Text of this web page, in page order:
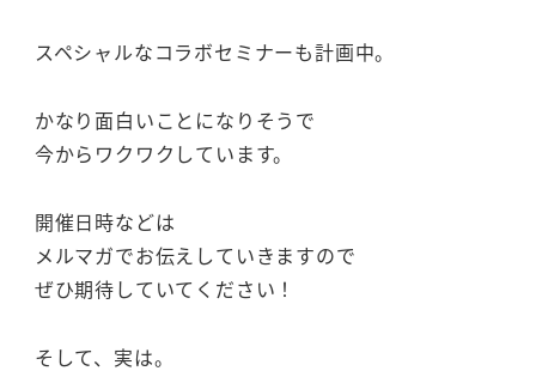
スペシャルなコラボセミナーも計画中。
かなり面白いことになりそうで
今からワクワクしています。
開催日時などは
メルマガでお伝えしていきますので
ぜひ期待していてください！
そして、実は。